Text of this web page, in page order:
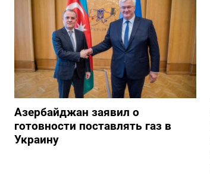
Азербайджан заявил о
готовности поставлять газ в
Украину